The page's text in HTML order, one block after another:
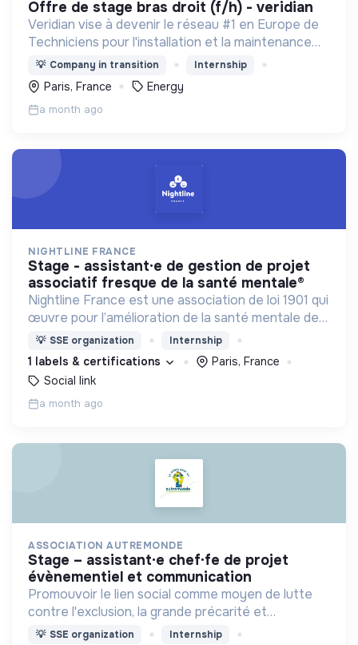
offre de stage bras droit (f/h) - veridian
Veridian vise à devenir le réseau #1 en Europe de
Techniciens pour l'installation et la maintenance
des panneaux solaires et des bornes de recharge
pour véhicules électriques.
💡 Company in transition Internship
Paris, France Energy
a month ago
NIGHTLINE FRANCE
stage - assistant·e de gestion de projet
associatif fresque de la santé mentale®
Nightline France est une association de loi 1901 qui
œuvre pour l’amélioration de la santé mentale des
jeunes et en particulier des étudiant·e·s en
agissant à l'échelle individuelle et collective.
💡 SSE organization Internship
1 labels & certifications
Paris, France
Social link
a month ago
ASSOCIATION AUTREMONDE
stage – assistant·e chef·fe de projet
évènementiel et communication
Promouvoir le lien social comme moyen de lutte
contre l'exclusion, la grande précarité et
l'isolement
💡 SSE organization Internship